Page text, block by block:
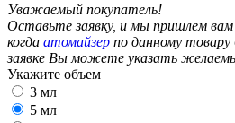
Уважаемый покупатель!
Оставьте заявку, и мы пришлем вам
когда атомайзер по данному
заявке Вы можете указать
Укажите объем
3 мл
5 мл